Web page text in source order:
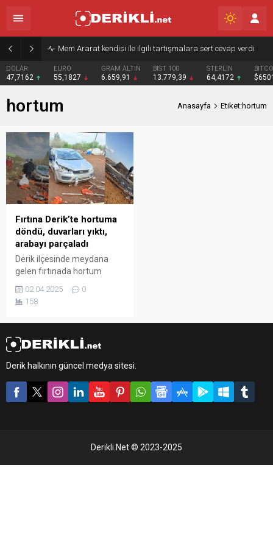
Mem Ararat kendisi ile ilgili tartışmalara sert cevap verdi
DOLAR
47,7162
EURO
55,1827
GRAM ALTIN
6.659,91
BIST 100
13.779,39
STERLİN
64,4172
hortum Anasayfa Etiket:hortum
Fırtına Derik’te hortuma
döndü, duvarları yıktı,
arabayı parçaladı
Derik ilçesinde meydana
gelen fırtınada hortum
evlerin duvarları yıkılırken, bir
araba kullanılamaz hale
02.04.2025
0
158
Derik halkının güncel medya sitesi.
Derikli.Net © 2023-2025